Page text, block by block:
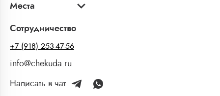
Места
Сотрудничество
+7 (918) 253-47-56
info@chekuda.ru
Написать в чат